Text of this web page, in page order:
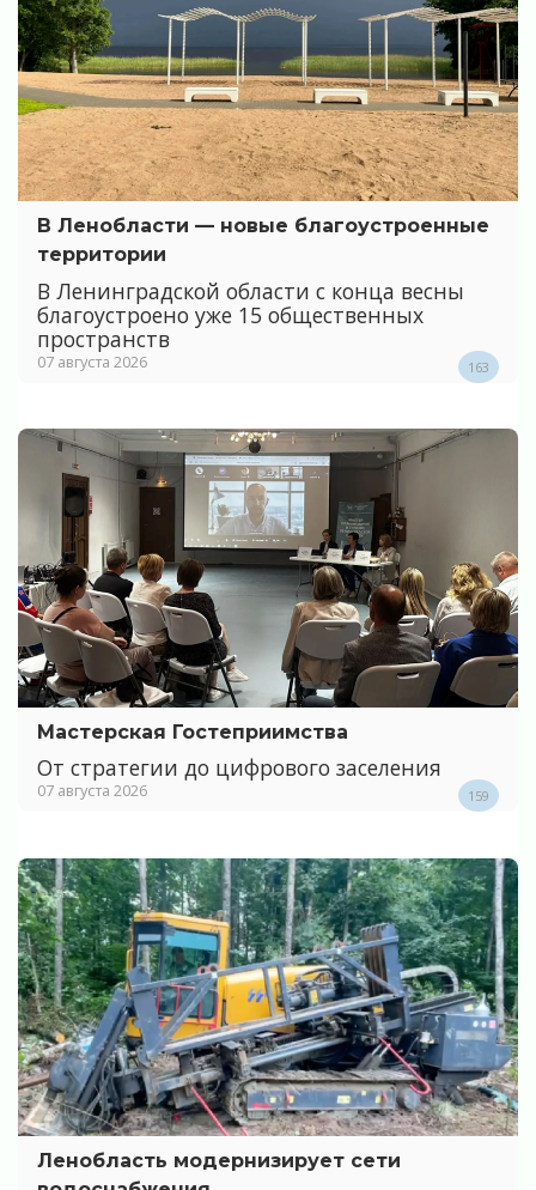
В Ленобласти — новые благоустроенные
территории
В Ленинградской области с конца весны
благоустроено уже 15 общественных
пространств
07 августа 2026 163
Мастерская Гостеприимства
От стратегии до цифрового заселения
07 августа 2026 159
Ленобласть модернизирует сети